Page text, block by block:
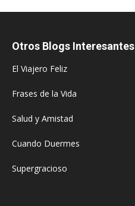
Otros Blogs Interesantes
El Viajero Feliz
Frases de la Vida
Salud y Amistad
Cuando Duermes
Supergracioso